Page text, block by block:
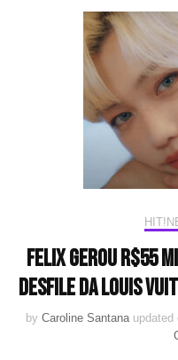
Felix gerou R$55
desfile da Louis
by Caroline Santana updated